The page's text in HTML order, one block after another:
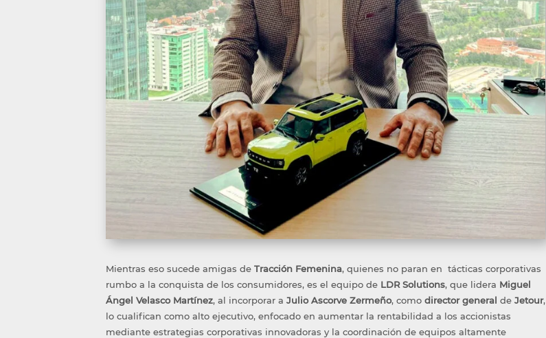
Mientras eso sucedeamigas deTracción Femenina, quienes no paran en tácticas corporativas
rumbo a la conquista de los consumidores, es el equipo de LDRSolutions, que lidera Miguel
Ángel Velasco Martínez, al incorporar a JulioAscorve Zermeño,comodirector general deJetour,
lo cualifican como alto ejecutivo, enfocado en aumentar la rentabilidada los accionistas
mediante estrategias corporativas innovadoras y la coordinación de equipos altamente